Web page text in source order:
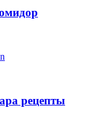
рецепты